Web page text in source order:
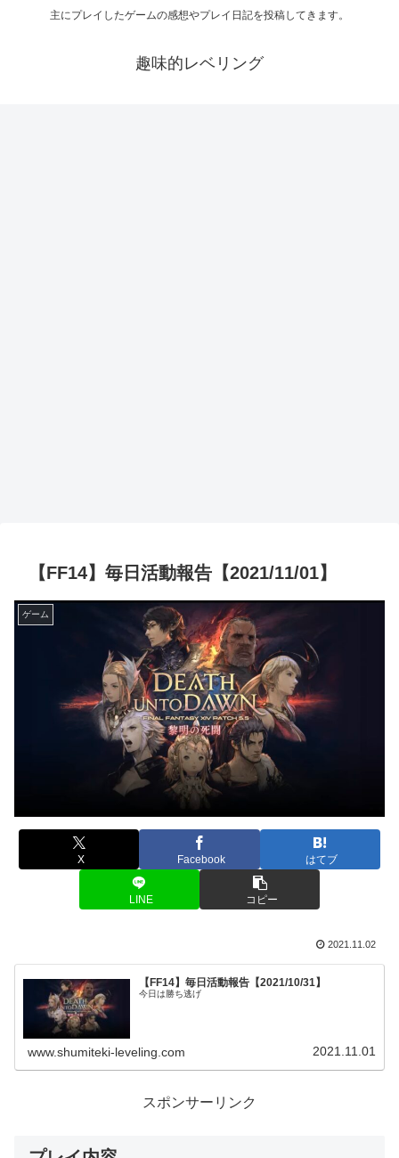
主にプレイしたゲームの感想やプレイ日記を投稿してきます。
趣味的レベリング
【FF14】毎日活動報告【2021/11/01】
ゲーム
X Facebook はてブ
LINE コピー
2021.11.02
【FF14】毎日活動報告【2021/10/31】
今日は勝ち逃げ
www.shumiteki-leveling.com 2021.11.01
スポンサーリンク